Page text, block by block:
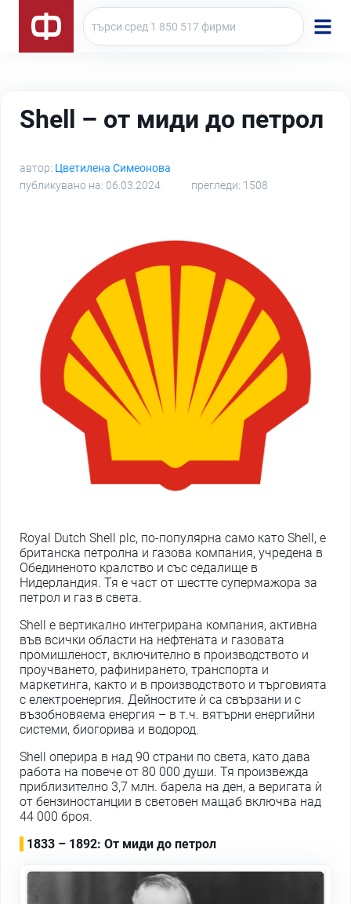
Shell – от миди до петрол
автор: Цветилена Симеонова
публикувано на: 06.03.2024
прегледи: 1508
Royal Dutch Shell plc, по-популярна само като Shell, е
британска петролна и газова компания, учредена в
Обединеното кралство и със седалище в
Нидерландия. Тя е част от шестте супермажора за
петрол и газ в света.
Shell е вертикално интегрирана компания, активна
във всички области на нефтената и газовата
промишленост, включително в производството и
проучването, рафинирането, транспорта и
маркетинга, както и в производството и търговията
с електроенергия. Дейностите ѝ са свързани и с
възобновяема енергия – в т.ч. вятърни енергийни
системи, биогорива и водород.
Shell оперира в над 90 страни по света, като дава
работа на повече от 80 000 души. Тя произвежда
приблизително 3,7 млн. барела на ден, а веригата ѝ
от бензиностанции в световен мащаб включва над
44 000 броя.
1833 – 1892: От миди до петрол